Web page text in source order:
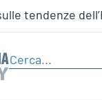
tendenze